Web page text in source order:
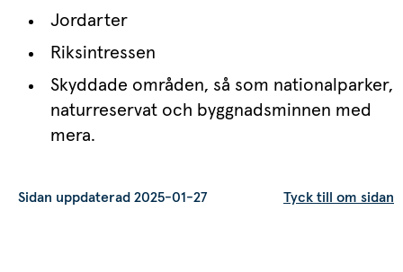
Jordarter
Riksintressen
Skyddade områden, så som nationalparker,
naturreservat och byggnadsminnen med
mera.
Sidan uppdaterad 2025-01-27 Tyck till om sidan